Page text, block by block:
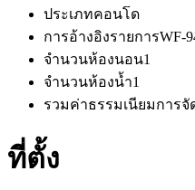
ประเภทคอนโด
การอ้างอิงรายการWF-
จำนวนห้องนอน1
จำนวนห้องน้ำ1
รวมค่าธรรมเนียมการจั
ที่ตั้ง